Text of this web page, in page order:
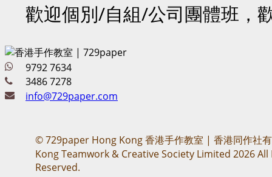
歡迎個別/自組/公司團體班，
9792 7634
3486 7278
info@729paper.com
© 729paper Hong Kong 香港手作教室 | 香港同作社
Kong Teamwork & Creative Society Limited 2026 All
Reserved.